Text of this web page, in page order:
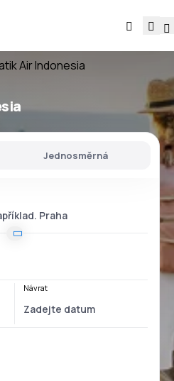
Air Indonesia
Jednosměrná
Návrat